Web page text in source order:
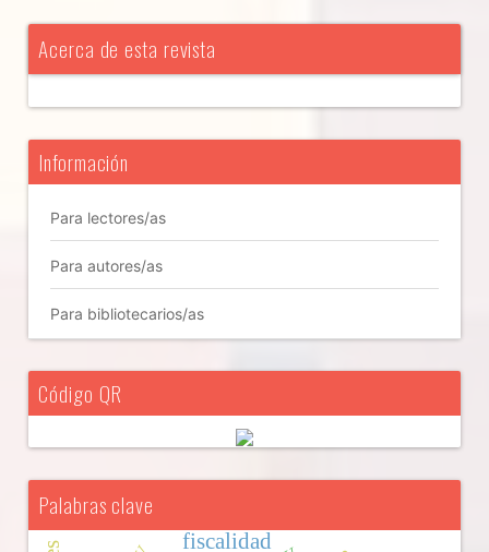
Acerca de esta revista
Información
Para lectores/as
Para autores/as
Para bibliotecarios/as
Código QR
Palabras clave
fiscalidad